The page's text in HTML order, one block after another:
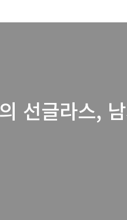
선글라스,